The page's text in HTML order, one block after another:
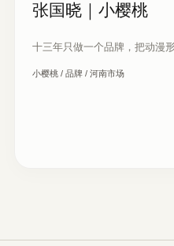
张国晓｜小樱桃
十三年只做一个品牌，把动漫
小樱桃 / 品牌 / 河南市场